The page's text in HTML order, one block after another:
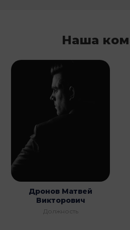
Наша
Дронов Матвей
Викторович
Должность